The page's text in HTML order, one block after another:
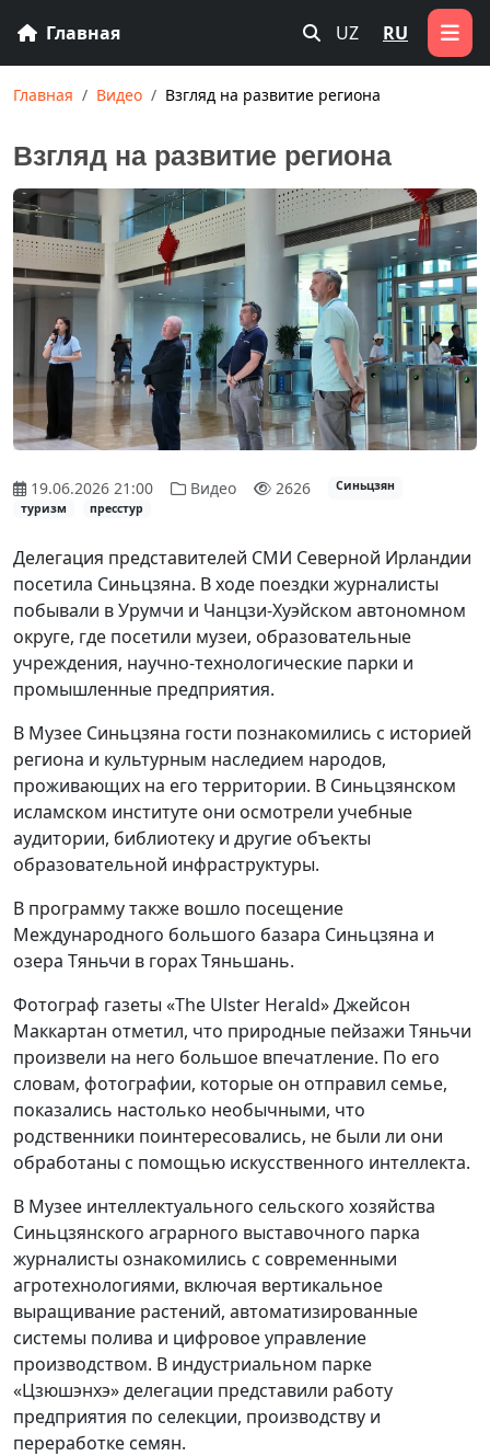
Главная UZ RU
Главная Видео Взгляд на развитие региона
Взгляд на развитие региона
19.06.2026 21:00 Видео 2626
Синьцзян
туризм
пресстур
Делегация представителей СМИ Северной Ирландии
посетила Синьцзяна. В ходе поездки журналисты
побывали в Урумчи и Чанцзи-Хуэйском автономном
округе, где посетили музеи, образовательные
учреждения, научно-технологические парки и
промышленные предприятия.
В Музее Синьцзяна гости познакомились с историей
региона и культурным наследием народов,
проживающих на его территории. В Синьцзянском
исламском институте они осмотрели учебные
аудитории, библиотеку и другие объекты
образовательной инфраструктуры.
В программу также вошло посещение
Международного большого базара Синьцзяна и
озера Тяньчи в горах Тяньшань.
Фотограф газеты «The Ulster Herald» Джейсон
Маккартан отметил, что природные пейзажи Тяньчи
произвели на него большое впечатление. По его
словам, фотографии, которые он отправил семье,
показались настолько необычными, что
родственники поинтересовались, не были ли они
обработаны с помощью искусственного интеллекта.
В Музее интеллектуального сельского хозяйства
Синьцзянского аграрного выставочного парка
журналисты ознакомились с современными
агротехнологиями, включая вертикальное
выращивание растений, автоматизированные
системы полива и цифровое управление
производством. В индустриальном парке
«Цзюшэнхэ» делегации представили работу
предприятия по селекции, производству и
переработке семян.